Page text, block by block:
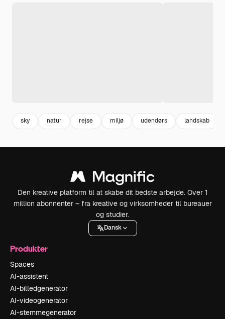
sky natur rejse miljø udendørs landskab
Den kreative platform til at skabe dit bedste arbejde. Over 1
million abonnenter – fra kreative og virksomheder til bureauer
og studier.
Dansk
Produkter
Spaces
AI-assistent
AI-billedgenerator
AI-videogenerator
AI-stemmegenerator